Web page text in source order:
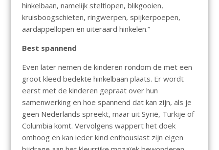
hinkelbaan, namelijk steltlopen, blikgooien,
kruisboogschieten, ringwerpen, spijkerpoepen,
aardappellopen en uiteraard hinkelen.”
Best spannend
Even later nemen de kinderen rondom de met een
groot kleed bedekte hinkelbaan plaats. Er wordt
eerst met de kinderen gepraat over hun
samenwerking en hoe spannend dat kan zijn, als je
geen Nederlands spreekt, maar uit Syrië, Turkije of
Columbia komt. Vervolgens wappert het doek
omhoog en kan ieder kind enthousiast zijn eigen